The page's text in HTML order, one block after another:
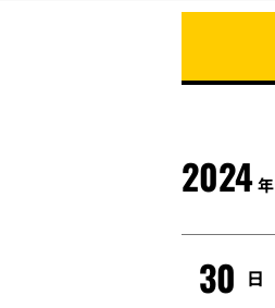
2024年
30 日